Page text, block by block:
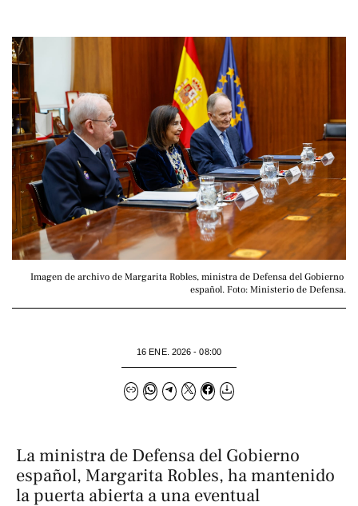
Imagen de archivo de Margarita Robles, ministra de Defensa del Gobierno
español. Foto: Ministerio de Defensa.
16 ENE. 2026 - 08:00
La ministra de Defensa del Gobierno
español, Margarita Robles, ha mantenido
la puerta abierta a una eventual